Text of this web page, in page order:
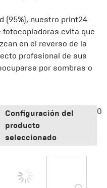
(95%), nuestro print24
fotocopiadoras evita que
en el reverso de la
profesional de sus
por sombras o
Configuración del
producto
seleccionado
0